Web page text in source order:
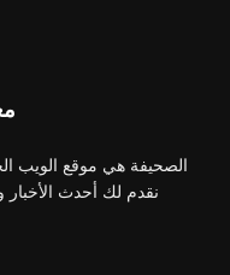
الصحيفة هي موقع الويب
نقدم لك أحدث الأخبار